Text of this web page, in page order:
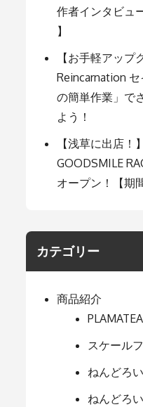
ン
作者インタビュ
】
【お手軽アップ
Reincarnation
の簡単作業」で
よう！
【浅草に出店！
GOODSMILE
オープン！【期
カテゴリー
商品紹介
PLAMATEA
スケール
ねんどろ
ねんどろ